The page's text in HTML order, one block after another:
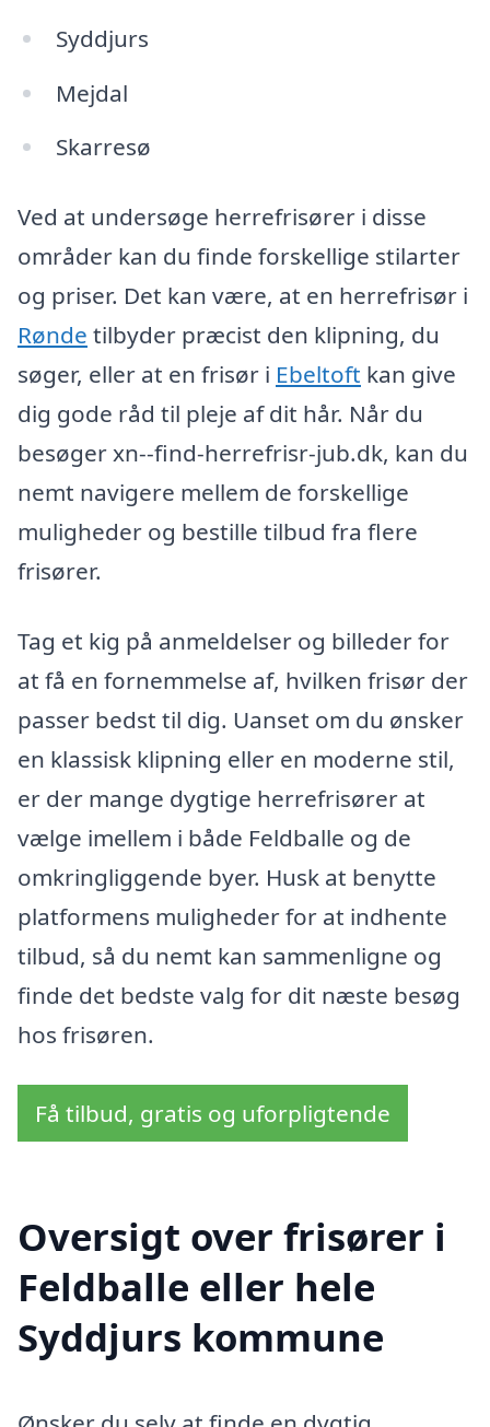
Syddjurs
Mejdal
Skarresø
Ved at undersøge herrefrisører i disse
områder kan du finde forskellige stilarter
og priser. Det kan være, at en herrefrisør i
Rønde tilbyder præcist den klipning, du
søger, eller at en frisør i Ebeltoft kan give
dig gode råd til pleje af dit hår. Når du
besøger xn--find-herrefrisr-jub.dk, kan du
nemt navigere mellem de forskellige
muligheder og bestille tilbud fra flere
frisører.
Tag et kig på anmeldelser og billeder for
at få en fornemmelse af, hvilken frisør der
passer bedst til dig. Uanset om du ønsker
en klassisk klipning eller en moderne stil,
er der mange dygtige herrefrisører at
vælge imellem i både Feldballe og de
omkringliggende byer. Husk at benytte
platformens muligheder for at indhente
tilbud, så du nemt kan sammenligne og
finde det bedste valg for dit næste besøg
hos frisøren.
Få tilbud, gratis og uforpligtende
Oversigt over frisører i
Feldballe eller hele
Syddjurs kommune